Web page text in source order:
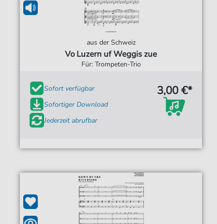
aus der Schweiz
Vo Luzern uf Weggis zue
Für: Trompeten-Trio
Sofort verfügbar
Sofortiger Download
Jederzeit abrufbar
3,00 €*